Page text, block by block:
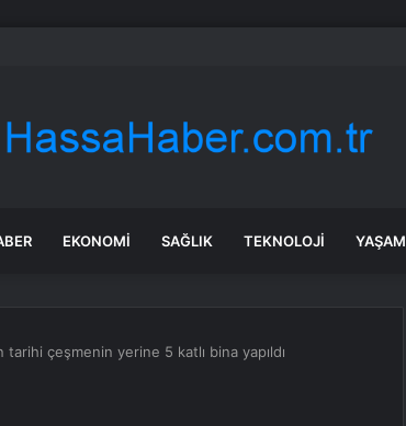
çift, gizli bölmede deste deste para buldu
EKONOMI SAĞLIK TEKNOLOJI YAŞAM
tarihi çeşmenin yerine 5 katlı bina yapıldı